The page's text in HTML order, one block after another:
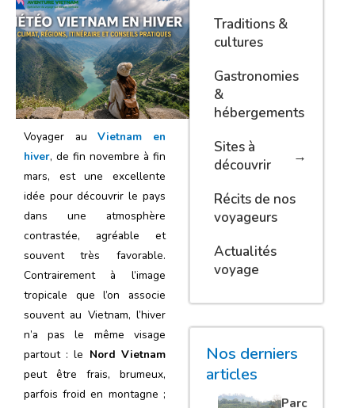
Voyager auVietnam en
hiver, de fin novembre à fin
mars, est une excellente
idée pour découvrir le pays
dans une atmosphère
contrastée, agréable et
souvent très favorable.
Contrairement à l’image
tropicale que l’on associe
souvent au Vietnam, l’hiver
n’a pas le même visage
partout : le Nord Vietnam
peut être frais, brumeux,
parfois froid en montagne ;
Traditions &
cultures
Gastronomies
&
hébergements
Sites à
découvrir
Récits de nos
voyageurs
Actualités
voyage
Nos derniers
articles
Parc